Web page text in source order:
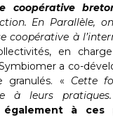
coopérative
En Parallèle,
coopérative à
en
a co-
granulés. « Cette
à leurs
également à ces